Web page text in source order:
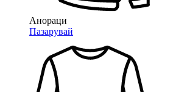
Анораци
Пазарувай